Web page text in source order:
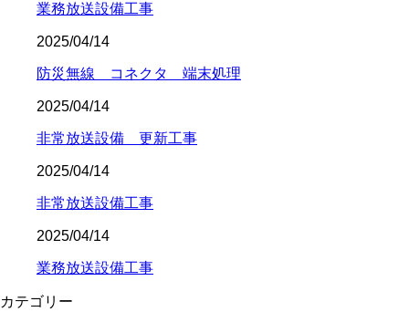
業務放送設備工事
2025/04/14
防災無線 コネクタ 端末処理
2025/04/14
非常放送設備 更新工事
2025/04/14
非常放送設備工事
2025/04/14
業務放送設備工事
カテゴリー